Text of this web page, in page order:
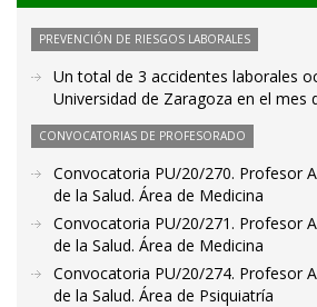
PREVENCIÓN DE RIESGOS LABORALES
Un total de 3 accidentes laborales
Universidad de Zaragoza en el mes
CONVOCATORIAS DE PROFESORADO
Convocatoria PU/20/270. Profesor
de la Salud. Área de Medicina
Convocatoria PU/20/271. Profesor
de la Salud. Área de Medicina
Convocatoria PU/20/274. Profesor
de la Salud. Área de Psiquiatría